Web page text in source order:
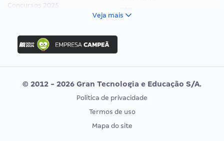
Concursos 2025
Concurso Ibama
Concurso MPU
Editais publicados
Vunesp
CONCURSOS POR PROFISSÃO
EXAME DE ORDEM
Veja mais
© 2012 - 2026 Gran Tecnologia e Educação S/A.
Política de privacidade
Termos de uso
Mapa do site